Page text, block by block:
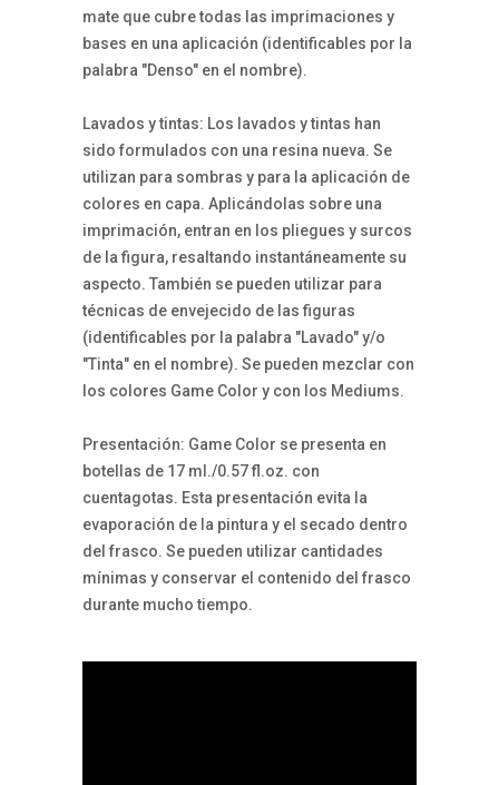
mate que cubre todas las imprimaciones y
bases en una aplicación (identificables por la
palabra "Denso" en el nombre).
Lavados y tintas: Los lavados y tintas han
sido formulados con una resina nueva. Se
utilizan para sombras y para la aplicación de
colores en capa. Aplicándolas sobre una
imprimación, entran en los pliegues y surcos
de la figura, resaltando instantáneamente su
aspecto. También se pueden utilizar para
técnicas de envejecido de las figuras
(identificables por la palabra "Lavado" y/o
"Tinta" en el nombre). Se pueden mezclar con
los colores Game Color y con los Mediums.
Presentación: Game Color se presenta en
botellas de 17 ml./0.57 fl.oz. con
cuentagotas. Esta presentación evita la
evaporación de la pintura y el secado dentro
del frasco. Se pueden utilizar cantidades
mínimas y conservar el contenido del frasco
durante mucho tiempo.